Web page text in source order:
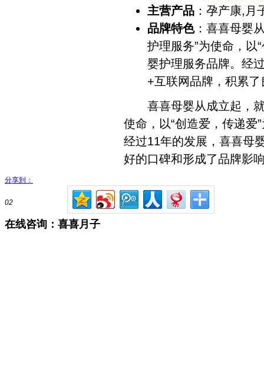
主营产品 ：孕产康,月
品牌特色：喜喜母婴
护理服务”为使命，以
婴护理服务品牌。经
+互联网品牌，积累
喜喜母婴从成立起，就
使命，以“创造爱，传递爱
经过11年的发展，喜喜母
好的口碑和形成了品牌影
分享到：
02
在线咨询：喜喜月子